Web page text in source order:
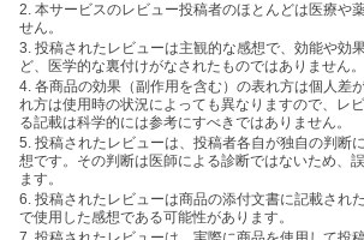
2. 本サービスのレビュー投稿者のほとんどは医療や
せん。
3. 投稿されたレビューは主観的な感想で、効能や効
ど、医学的な裏付けがなされたものではありません。
4. 各商品の効果（副作用を含む）の表れ方は個人差
れ方は使用時の状況によっても異なりますので、レ
る記載は科学的には参考にすべきではありません。
5. 投稿されたレビューは、投稿者各自が独自の判断
想です。その判断は医師による診断ではないため、
ます。
6. 投稿されたレビューは商品の添付文書に記載され
で使用した感想である可能性があります。